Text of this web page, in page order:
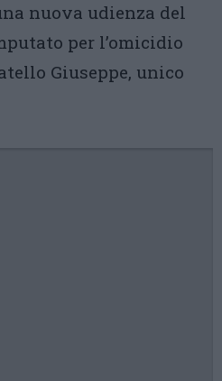
nuova udienza del
per l’omicidio
Giuseppe, unico